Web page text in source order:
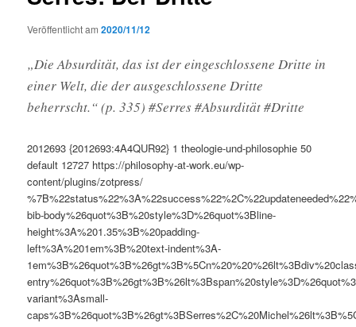
Veröffentlicht am2020/11/12
„Die Absurdität, das ist der eingeschlossene Dritte in
einer Welt, die der ausgeschlossene Dritte
beherrscht.“ (p. 335) #Serres #Absurdität #Dritte
2012693 {2012693:4A4QUR92} 1 theologie-und-philosophie 50
default 12727 https://philosophy-at-work.eu/wp-
content/plugins/zotpress/
bib-body%26quot%3B%20style%3D%26quot%3Bline-
height%3A%201.35%3B%20padding-
left%3A%201em%3B%20text-indent%3A-
variant%3Asmall-